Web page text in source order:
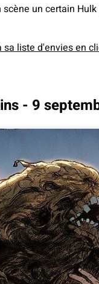
un certain
liste d'envies en
- 9